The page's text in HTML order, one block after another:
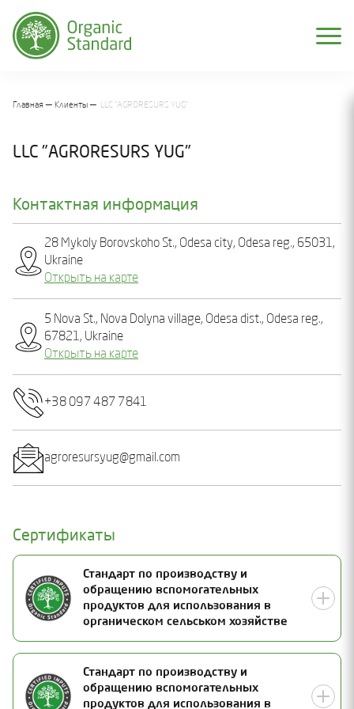
Главная Клиенты LLC "AGRORESURS YUG"
LLC "AGRORESURS YUG"
Контактная информация
28 Mykoly Borovskoho St., Odesa city, Odesa reg., 65031,
Ukraine
Открыть на карте
5 Nova St., Nova Dolyna village, Odesa dist., Odesa reg.,
67821, Ukraine
Открыть на карте
+38 097 487 7841
agroresursyug@gmail.com
Сертификаты
Стандарт по производству и
обращению вспомогательных
продуктов для использования в
органическом сельськом хозяйстве
Номер документа
25-2156-01
Статус
Стандарт по производству и
обращению вспомогательных
продуктов для использования в